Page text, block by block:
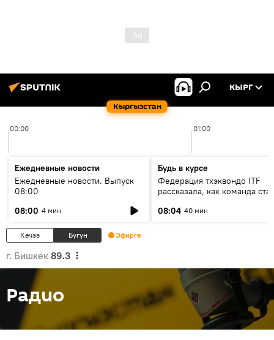
Кыргызстан
КЫРГ
00:00 01:00
Ежедневные новости
Ежедневные новости. Выпуск
08:00
08:00 4 мин
Будь в курсе
Федерация тхэквондо ITF
рассказала, как команда
08:04 40 мин
Кечээ Бүгүн Эфирге
г. Бишкек 89.3
Радио